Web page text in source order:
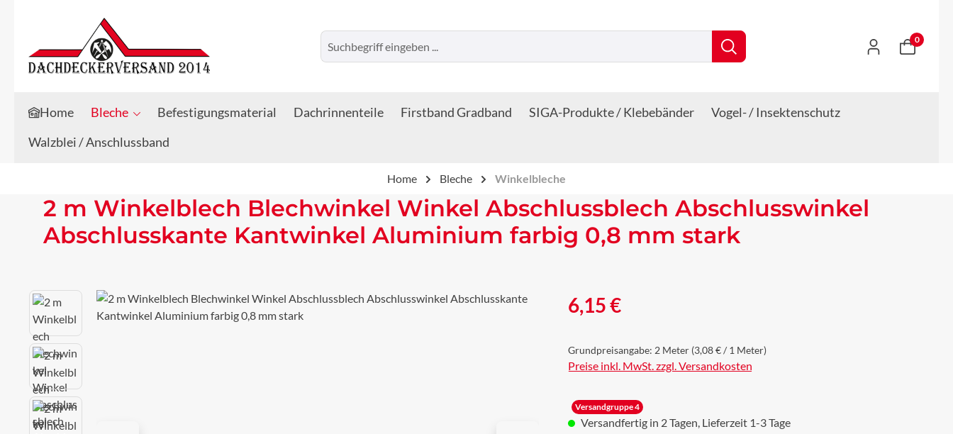
Zum Hauptinhalt springen
Zur Suche springen
0
Home Bleche Befestigungsmaterial Dachrinnenteile Firstband Gradband SIGA-Produkte / Klebebänder
Vogel- / Insektenschutz
Walzblei / Anschlussband
Home Bleche Winkelbleche
2 m Winkelblech Blechwinkel Winkel Abschlussblech Abschlusswinkel
Abschlusskante Kantwinkel Aluminium farbig 0,8 mm stark
Bildergalerie überspringen Regulärer Preis:
6,15 €
Grundpreisangabe: 2 Meter (3,08 € / 1 Meter)
Preise inkl. MwSt. zzgl. Versandkosten
Versandgruppe 4
Versandfertig in 2 Tagen, Lieferzeit 1-3 Tage